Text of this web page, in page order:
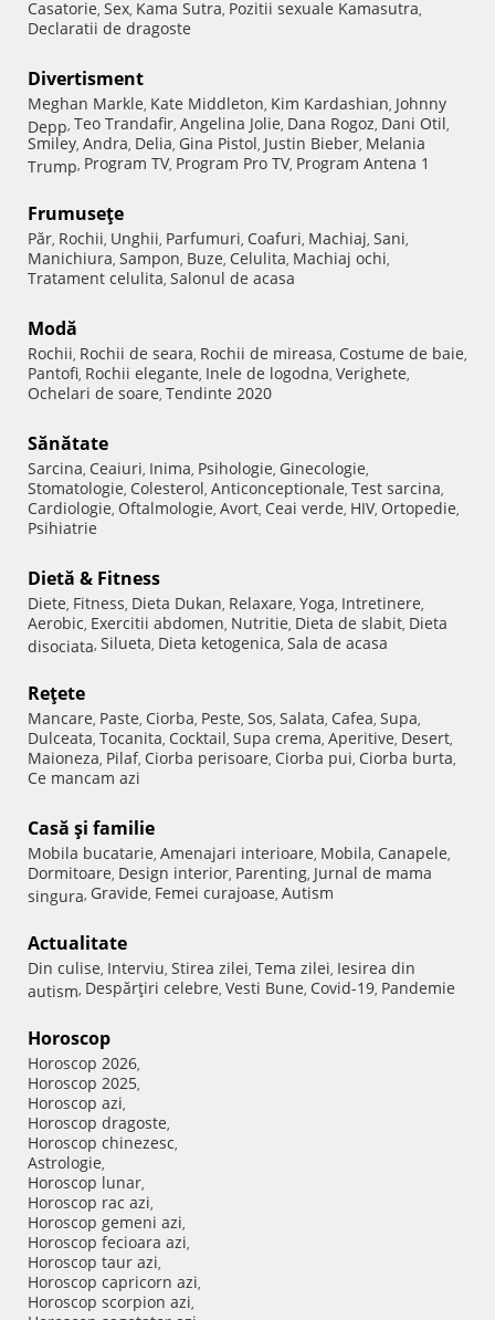
Casatorie, Sex, Kama Sutra, Pozitii sexuale Kamasutra,
Declaratii de dragoste
Divertisment
Meghan Markle, Kate Middleton, Kim Kardashian, Johnny
Depp, Teo Trandafir, Angelina Jolie, Dana Rogoz, Dani Otil,
Smiley, Andra, Delia, Gina Pistol, Justin Bieber, Melania
Trump, Program TV, Program Pro TV, Program Antena 1
Frumuseţe
Păr, Rochii, Unghii, Parfumuri, Coafuri, Machiaj, Sani,
Manichiura, Sampon, Buze, Celulita, Machiaj ochi,
Tratament celulita, Salonul de acasa
Modă
Rochii, Rochii de seara, Rochii de mireasa, Costume de baie,
Pantofi, Rochii elegante, Inele de logodna, Verighete,
Ochelari de soare, Tendinte 2020
Sănătate
Sarcina, Ceaiuri, Inima, Psihologie, Ginecologie,
Stomatologie, Colesterol, Anticonceptionale, Test sarcina,
Cardiologie, Oftalmologie, Avort, Ceai verde, HIV, Ortopedie,
Psihiatrie
Dietă & Fitness
Diete, Fitness, Dieta Dukan, Relaxare, Yoga, Intretinere,
Aerobic, Exercitii abdomen, Nutritie, Dieta de slabit, Dieta
disociata, Silueta, Dieta ketogenica, Sala de acasa
Reţete
Mancare, Paste, Ciorba, Peste, Sos, Salata, Cafea, Supa,
Dulceata, Tocanita, Cocktail, Supa crema, Aperitive, Desert,
Maioneza, Pilaf, Ciorba perisoare, Ciorba pui, Ciorba burta,
Ce mancam azi
Casă şi familie
Mobila bucatarie, Amenajari interioare, Mobila, Canapele,
Dormitoare, Design interior, Parenting, Jurnal de mama
singura, Gravide, Femei curajoase, Autism
Actualitate
Din culise, Interviu, Stirea zilei, Tema zilei, Iesirea din
autism, Despărţiri celebre, Vesti Bune, Covid-19, Pandemie
Horoscop
Horoscop 2026,
Horoscop 2025,
Horoscop azi,
Horoscop dragoste,
Horoscop chinezesc,
Astrologie,
Horoscop lunar,
Horoscop rac azi,
Horoscop gemeni azi,
Horoscop fecioara azi,
Horoscop taur azi,
Horoscop capricorn azi,
Horoscop scorpion azi,